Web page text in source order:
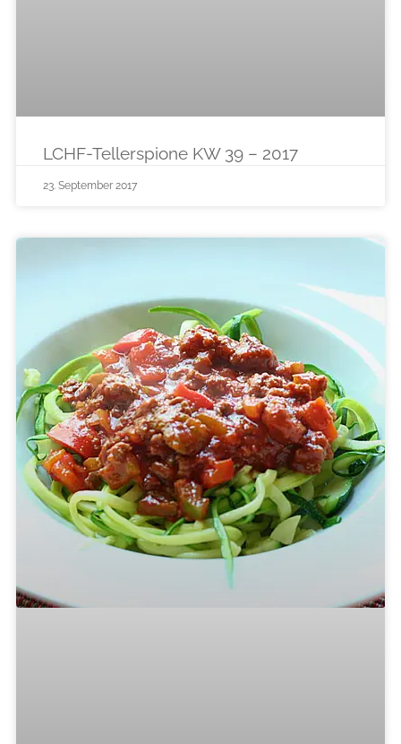
LCHF-Tellerspione KW 39 – 2017
23. September 2017